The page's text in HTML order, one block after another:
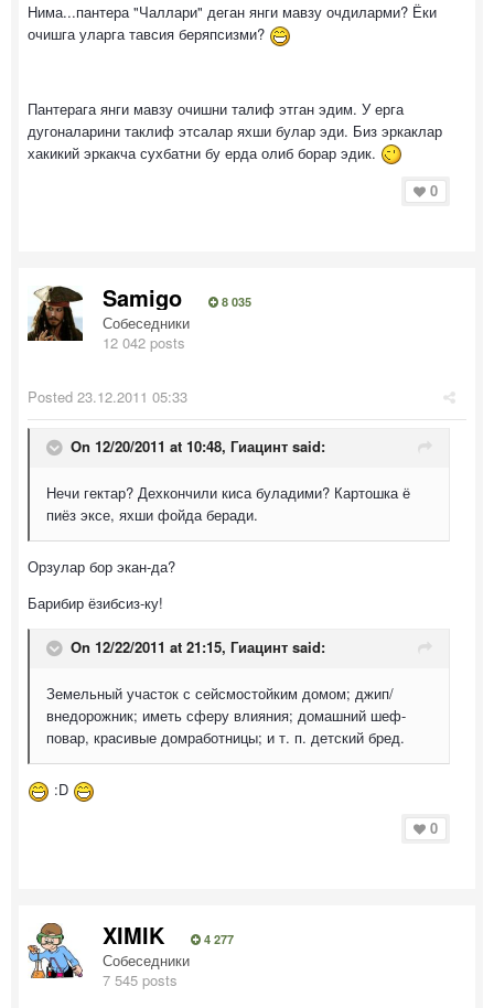
Нима...пантера "Чаллари" деган янги мавзу очдиларми? Ёки
очишга уларга тавсия беряпсизми?
Пантерага янги мавзу очишни талиф этган эдим. У ерга
дугоналарини таклиф этсалар яхши булар эди. Биз эркаклар
хакикий эркакча сухбатни бу ерда олиб борар эдик.
0
Samigo 8 035
Собеседники
12 042 posts
Posted 23.12.2011 05:33
On 12/20/2011 at 10:48, Гиацинт said:
Нечи гектар? Дехкончили киса буладими? Картошка ё
пиёз эксе, яхши фойда беради.
Орзулар бор экан-да?
Барибир ёзибсиз-ку!
On 12/22/2011 at 21:15, Гиацинт said:
Земельный участок с сейсмостойким домом; джип/
внедорожник; иметь сферу влияния; домашний шеф-
повар, красивые домработницы; и т. п. детский бред.
:D
0
XIMIK 4 277
Собеседники
7 545 posts